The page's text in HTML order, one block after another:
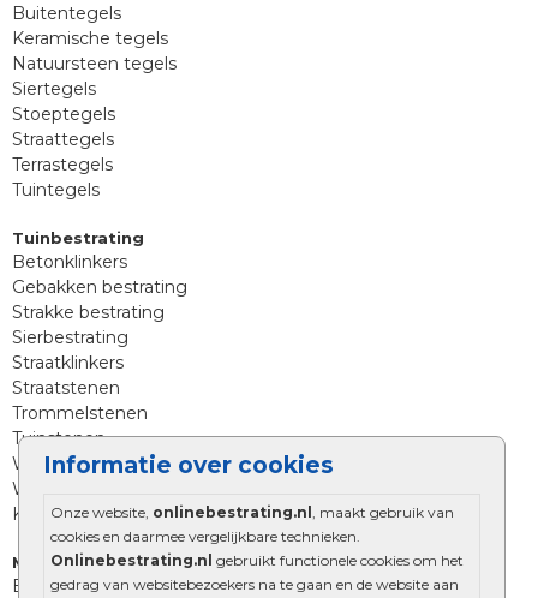
Informatie over cookies
Onze website, onlinebestrating.nl , maakt gebruik van
cookies en daarmee vergelijkbare technieken.
Onlinebestrating.nl gebruikt functionele cookies om het
gedrag van websitebezoekers na te gaan en de website aan
Buitentegels
Keramische tegels
Natuursteen tegels
Siertegels
Stoeptegels
Straattegels
Terrastegels
Tuintegels
Tuinbestrating
Betonklinkers
Gebakken bestrating
Strakke bestrating
Sierbestrating
Straatklinkers
Straatstenen
Trommelstenen
Tuinstenen
Waalformaat
Wildverband bestrating
Kingstones
Muurelementen
Betonbielzen